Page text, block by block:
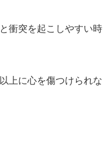
衝突を起こしやすい時
上に心を傷つけられな